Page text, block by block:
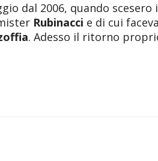
dal 2006, quando scesero
Rubinacci e di cui
. Adesso il ritorno